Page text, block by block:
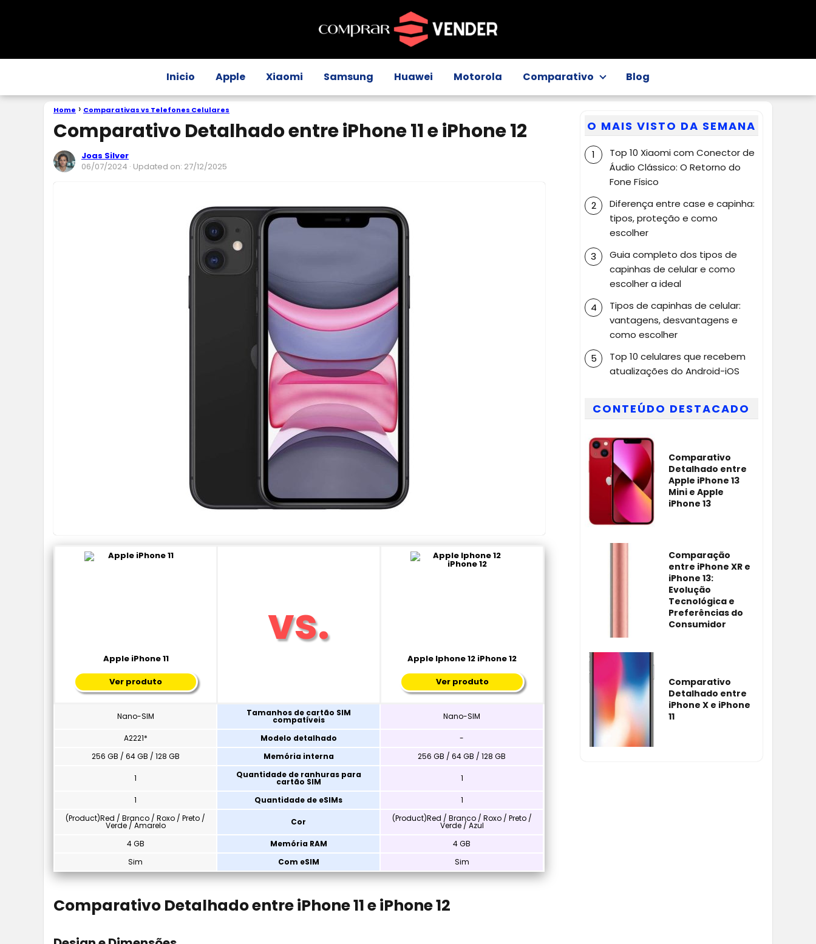
Inicio Apple Xiaomi Samsung Huawei Motorola Comparativo Blog
Home Comparativas vs Telefones Celulares
Comparativo Detalhado entre iPhone 11 e iPhone 12
Joas Silver
06/07/2024 · Updated on: 27/12/2025
Apple iPhone 11
Ver produto
Apple Iphone 12 iPhone 12
Ver produto
Nano-SIM Tamanhos de cartão SIM
compatíveis Nano-SIM
A2221* Modelo detalhado
-
256 GB / 64 GB / 128 GB
Memória interna 256 GB / 64 GB / 128 GB
1 Quantidade de ranhuras para
cartão SIM 1
1 Quantidade de eSIMs
1
(Product)Red / Branco / Roxo / Preto /
Verde / Amarelo Cor (Product)Red / Branco / Roxo / Preto /
Verde / Azul
4 GB
Memória RAM
4 GB
Sim
Com eSIM Sim
Comparativo Detalhado entre iPhone 11 e iPhone 12
O MAIS VISTO DA SEMANA
Top 10 Xiaomi com Conector de
Áudio Clássico: O Retorno do
Fone Físico
Diferença entre case e capinha:
tipos, proteção e como
escolher
Guia completo dos tipos de
capinhas de celular e como
escolher a ideal
Tipos de capinhas de celular:
vantagens, desvantagens e
como escolher
Top 10 celulares que recebem
atualizações do Android-iOS
CONTEÚDO DESTACADO
Comparativo
Detalhado entre
Apple iPhone 13
Mini e Apple
iPhone 13
Comparação
entre iPhone XR e
iPhone 13:
Evolução
Tecnológica e
Preferências do
Consumidor
Comparativo
Detalhado entre
iPhone X e iPhone
11